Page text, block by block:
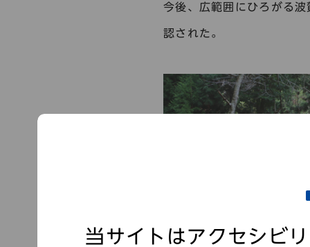
今後、広範囲にひろがる
認された。
当サイトはアクセシビ